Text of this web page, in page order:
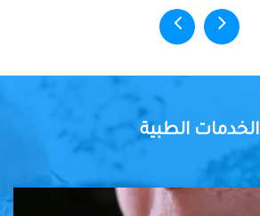
الخدمات الطبية